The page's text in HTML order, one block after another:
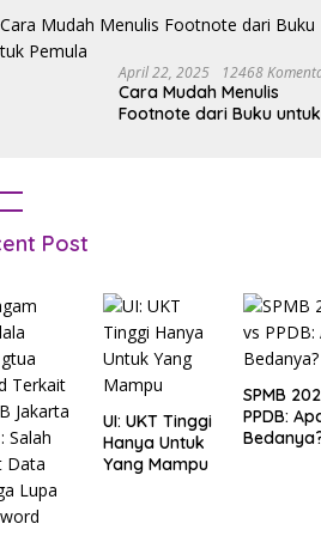
April 22, 2025 12468
Cara Mudah Menulis
Footnote dari Buku untuk
Post
UI: UKT Tinggi
Hanya Untuk
Yang Mampu
SPMB
PPDB: